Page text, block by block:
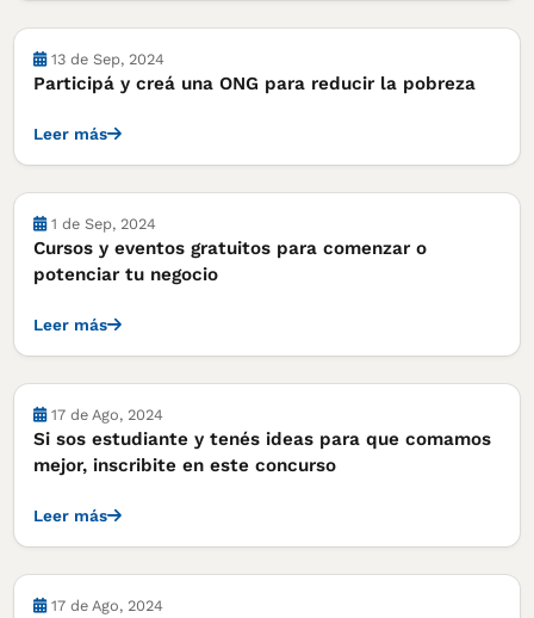
Cursos, concursos y becas
13 de Sep, 2024
Participá y creá una ONG para reducir la pobreza
Leer más
Cursos, concursos y becas
1 de Sep, 2024
Cursos y eventos gratuitos para comenzar o
potenciar tu negocio
Leer más
Cursos, concursos y becas
17 de Ago, 2024
Si sos estudiante y tenés ideas para que comamos
mejor, inscribite en este concurso
Leer más
Cursos, concursos y becas
17 de Ago, 2024